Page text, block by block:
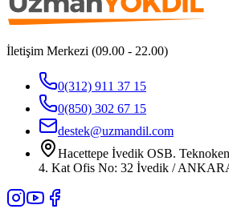
İletişim Merkezi (09.00 - 22.00)
0(312) 911 37 15
0(850) 302 67 15
destek@uzmandil.com
Hacettepe İvedik OSB.
4. Kat Ofis No: 32 İvedik /